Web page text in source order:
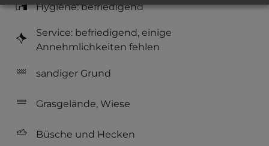
Hygiene: befriedigend
Service: befriedigend, einige
Annehmlichkeiten fehlen
sandiger Grund
Grasgelände, Wiese
Büsche und Hecken